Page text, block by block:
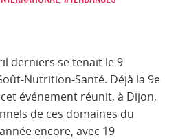
derniers se tenait le 9
Nutrition-Santé. Déjà la 9e
événement réunit, à Dijon,
de ces domaines du
encore, avec 19